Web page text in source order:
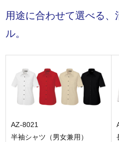
用途に合わせて選べる、
ル。
AZ-8021
半袖シャツ（男女兼用）